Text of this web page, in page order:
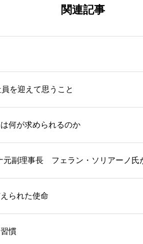
関連記事
を迎えて思うこと
何が求められるのか
元副理事長 フェラン・ソリアーノ氏
られた使命
慣